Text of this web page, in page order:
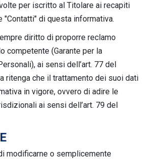
per iscritto al Titolare ai recapiti
"Contatti" di questa informativa.
diritto di proporre reclamo
competente (Garante per la
ai sensi dell’art. 77 del
ritenga che il trattamento dei suoi dati
in vigore, ovvero di adire le
ai sensi dell’art. 79 del
modificarne o semplicemente